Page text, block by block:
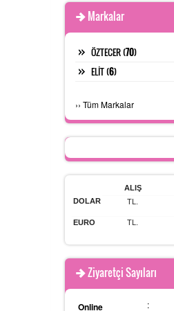
Markalar
ÖZTECER (70)
ELİT (6)
›› Tüm Markalar
ALIŞ
DOLAR
TL.
EURO TL.
Ziyaretçi Sayıları
Online :